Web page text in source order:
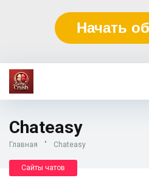
Начать
Chateasy
Главная " Chateasy
Сайты чатов